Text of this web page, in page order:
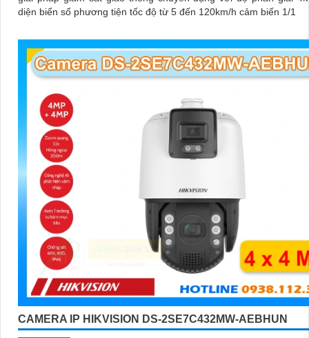
diện biển số phương tiện tốc độ từ 5 đến 120km/h cảm biến 1/1
CAMERA IP HIKVISION DS-2SE7C432MW-AEBHUN